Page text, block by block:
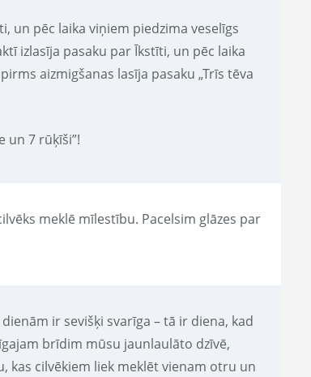
un pēc laika viņiem piedzima veselīgs
izlasīja pasaku par Īkstīti, un pēc laika
aizmigšanas lasīja pasaku „Trīs tēva
un 7 rūķīši”!
meklē mīlestību. Pacelsim glāzes par
ir sevišķi svarīga – tā ir diena, kad
brīdim mūsu jaunlaulāto dzīvē,
kas cilvēkiem liek meklēt vienam otru un